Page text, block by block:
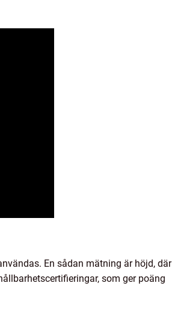
En sådan mätning är höjd, där
som ger poäng